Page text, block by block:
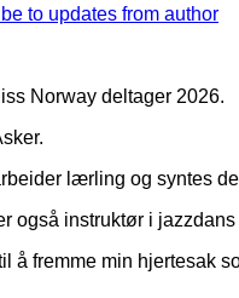
to updates from author
Norway deltager 2026.
lærling og syntes
også instruktør i jazzdans
å fremme min hjertesak